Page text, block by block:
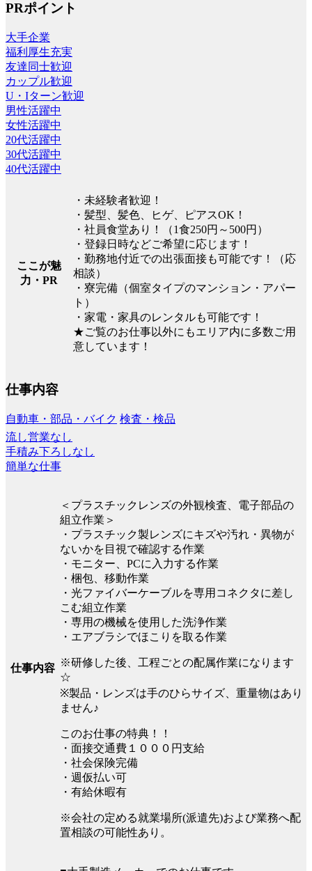
PRポイント
大手企業
福利厚生充実
友達同士歓迎
カップル歓迎
U・Iターン歓迎
男性活躍中
女性活躍中
20代活躍中
30代活躍中
40代活躍中
ここが魅
力・PR
・未経験者歓迎！
・髪型、髪色、ヒゲ、ピアスOK！
・社員食堂あり！（1食250円～500円）
・登録日時などご希望に応じます！
・勤務地付近での出張面接も可能です！（応
相談）
・寮完備（個室タイプのマンション・アパー
ト）
・家電・家具のレンタルも可能です！
★ご覧のお仕事以外にもエリア内に多数ご用
意しています！
仕事内容
自動車・部品・バイク 検査・検品
流し営業なし
手積み下ろしなし
簡単な仕事
仕事内容
＜プラスチックレンズの外観検査、電子部品の
組立作業＞
・プラスチック製レンズにキズや汚れ・異物が
ないかを目視で確認する作業
・モニター、PCに入力する作業
・梱包、移動作業
・光ファイバーケーブルを専用コネクタに差し
こむ組立作業
・専用の機械を使用した洗浄作業
・エアブラシでほこりを取る作業
※研修した後、工程ごとの配属作業になります
☆
※製品・レンズは手のひらサイズ、重量物はあり
ません♪
このお仕事の特典！！
・面接交通費１０００円支給
・社会保険完備
・週仮払い可
・有給休暇有
※会社の定める就業場所(派遣先)および業務へ配
置相談の可能性あり。